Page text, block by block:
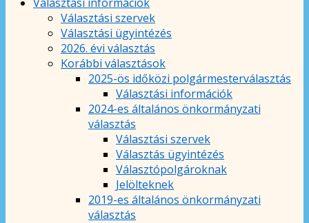
Választási szervek
Választási ügyintézés
2026. évi választás
Korábbi választások
2025-ös időközi polgármesterválasztás
Választási információk
2024-es általános önkormányzati
választás
Választási szervek
Választás ügyintézés
Választópolgároknak
Jelölteknek
2019-es általános önkormányzati
választás